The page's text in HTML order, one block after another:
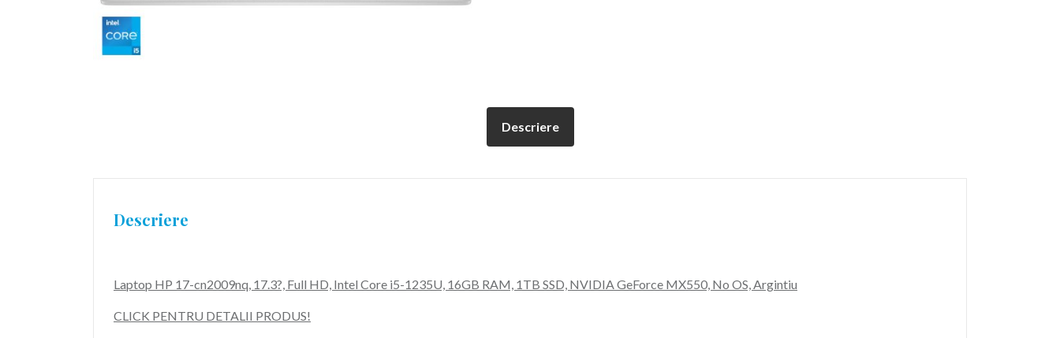
Descriere
Descriere
Laptop HP 17-cn2009nq, 17.3?, Full HD, Intel Core i5-1235U, 16GB RAM, 1TB SSD, NVIDIA GeForce MX550, No OS, Argintiu
CLICK PENTRU DETALII PRODUS!